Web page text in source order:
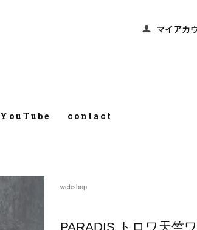
マイアカ
YouTube contact
webshop
PARADIS トロワ天竺